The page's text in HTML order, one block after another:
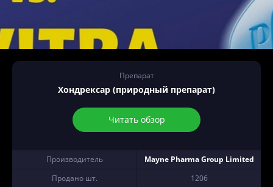
Препарат
Хондрексар (природный препарат)
Читать обзор
Производитель
Mayne Pharma Group Limited
Продано шт.
1206